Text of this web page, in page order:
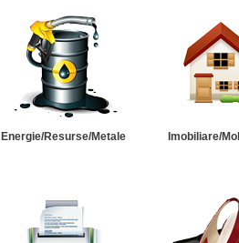
Energie/Resurse/Metale Imobiliare/